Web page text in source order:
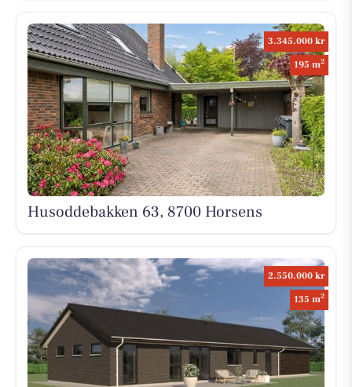
3.345.000 kr
195 m2
Husoddebakken 63, 8700 Horsens
2.550.000 kr
135 m2